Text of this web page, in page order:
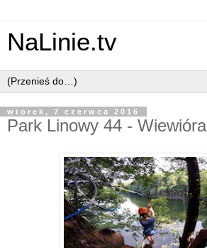
NaLinie.tv
wtorek, 7 czerwca 2016
Park Linowy 44 - Wiewióra